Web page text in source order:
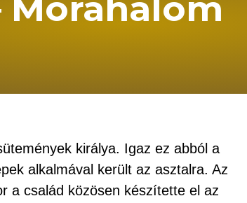
Mórahalom
királya. Igaz ez abból a
alkalmával került az asztalra. Az
a család közösen készítette el az